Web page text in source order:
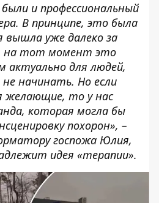
и профессиональный
В принципе, это была
уже далеко за
на тот момент это
актуально для людей,
начинать. Но если
желающие, то у нас
которая могла бы
похорон», –
госпожа Юлия,
идея «терапии».